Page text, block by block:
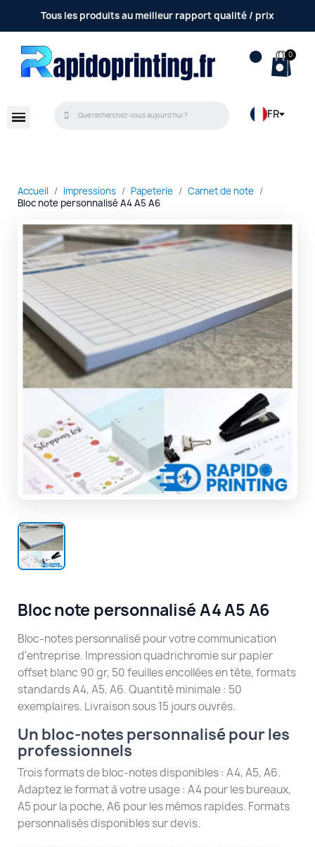
Tous les produits au meilleur rapport qualité / prix
FR
Accueil Impressions Papeterie
Carnet de note
Bloc note personnalisé A4 A5 A6
Bloc note personnalisé A4 A5 A6
Bloc-notes personnalisé pour votre communication
d'entreprise. Impression quadrichromie sur papier
offset blanc 90 gr, 50 feuilles encollées en tête, formats
standards A4, A5, A6. Quantité minimale : 50
exemplaires. Livraison sous 15 jours ouvrés.
Un bloc-notes personnalisé pour les
professionnels
Trois formats de bloc-notes disponibles : A4, A5, A6.
Adaptez le format à votre usage : A4 pour les bureaux,
A5 pour la poche, A6 pour les mémos rapides. Formats
personnalisés disponibles sur devis.